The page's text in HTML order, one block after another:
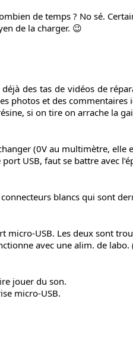
de temps ? No sé.
de la charger. 😉
des tas de vidéos de
photos et des
si on tire on arrache la
(0V au multimètre,
USB, faut se battre avec
blancs qui sont
micro-USB. Les deux sont
avec une alim. de labo.
jouer du son.
micro-USB.